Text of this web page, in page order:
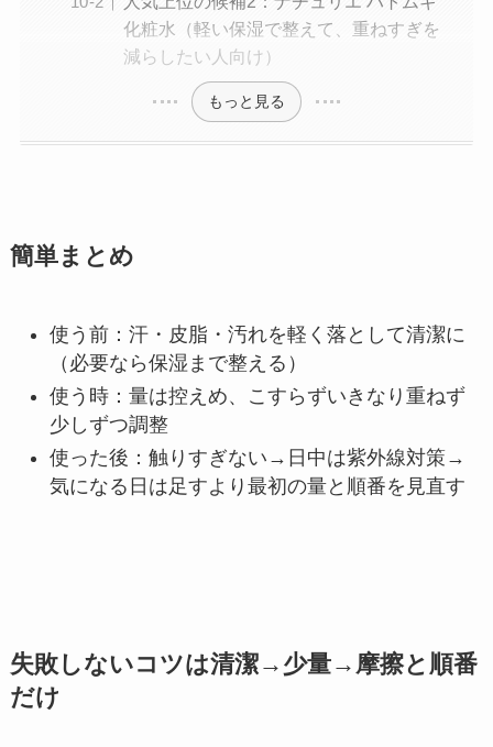
化粧水（軽い保湿で整えて、重ねすぎを
減らしたい人向け）
もっと見る
簡単まとめ
使う前：汗・皮脂・汚れを軽く落として清潔に
（必要なら保湿まで整える）
使う時：量は控えめ、こすらずいきなり重ねず
少しずつ調整
使った後：触りすぎない→日中は紫外線対策→
気になる日は足すより最初の量と順番を見直す
失敗しないコツは清潔→少量→摩擦と順番
だけ